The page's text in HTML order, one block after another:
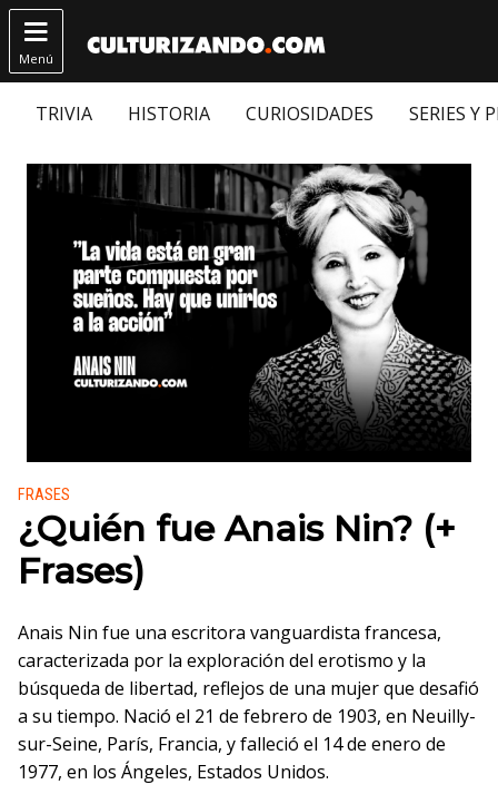

Menú
TRIVIA HISTORIA CURIOSIDADES SERIES Y
Publicado en:
FRASES
¿Quién fue Anais Nin? (+
Frases)
Anais Nin fue una escritora vanguardista francesa,
caracterizada por la exploración del erotismo y la
búsqueda de libertad, reflejos de una mujer que desafió
a su tiempo. Nació el 21 de febrero de 1903, en Neuilly-
sur-Seine, París, Francia, y falleció el 14 de enero de
1977, en los Ángeles, Estados Unidos.